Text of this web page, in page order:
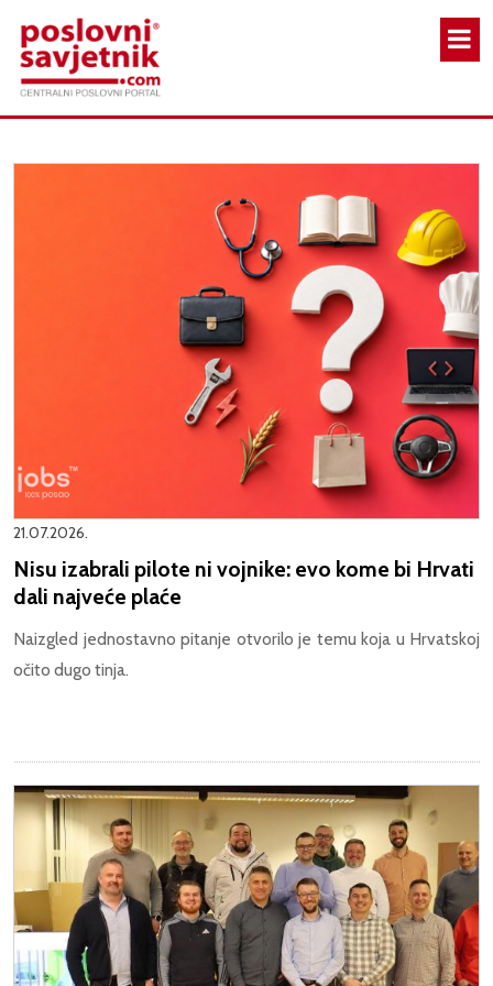
21.07.2026.
Nisu izabrali pilote ni vojnike: evo kome bi Hrvati
dali najveće plaće
Naizgled jednostavno pitanje otvorilo je temu koja u Hrvatskoj
očito dugo tinja.